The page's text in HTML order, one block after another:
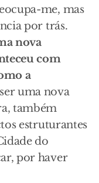
me, mas
por trás.
nova
com
a
uma nova
também
estruturantes
do
por haver